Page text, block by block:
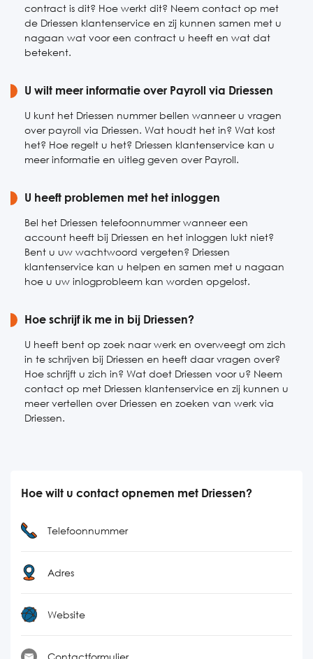
contract is dit? Hoe werkt dit? Neem contact op met
de Driessen klantenservice en zij kunnen samen met u
nagaan wat voor een contract u heeft en wat dat
betekent.
U wilt meer informatie over Payroll via Driessen
U kunt het Driessen nummer bellen wanneer u vragen
over payroll via Driessen. Wat houdt het in? Wat kost
het? Hoe regelt u het? Driessen klantenservice kan u
meer informatie en uitleg geven over Payroll.
U heeft problemen met het inloggen
Bel het Driessen telefoonnummer wanneer een
account heeft bij Driessen en het inloggen lukt niet?
Bent u uw wachtwoord vergeten? Driessen
klantenservice kan u helpen en samen met u nagaan
hoe u uw inlogprobleem kan worden opgelost.
Hoe schrijf ik me in bij Driessen?
U heeft bent op zoek naar werk en overweegt om zich
in te schrijven bij Driessen en heeft daar vragen over?
Hoe schrijft u zich in? Wat doet Driessen voor u? Neem
contact op met Driessen klantenservice en zij kunnen u
meer vertellen over Driessen en zoeken van werk via
Driessen.
Hoe wilt u contact opnemen met Driessen?
Telefoonnummer
Adres
Website
Contactformulier